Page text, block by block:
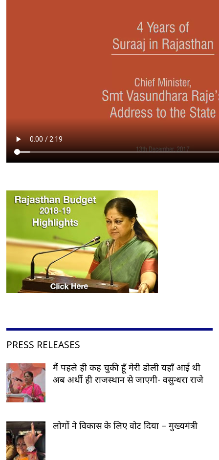
PRESS RELEASES
मैं पहले ही कह चुकी हूँ मेरी डोली यहाँ आई थी
अब अर्थी ही राजस्थान से जाएगी- वसुन्धरा राजे
लोगों ने विकास के लिए वोट दिया – मुख्यमंत्री